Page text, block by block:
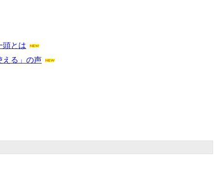
頭とは
える」の声